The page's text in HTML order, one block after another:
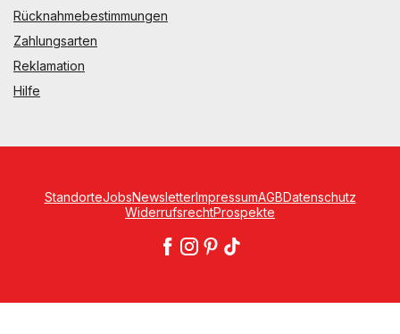
Rücknahmebestimmungen
Zahlungsarten
Reklamation
Hilfe
StandorteJobsNewsletterImpressumAGBDatenschutz
WiderrufsrechtProspekte